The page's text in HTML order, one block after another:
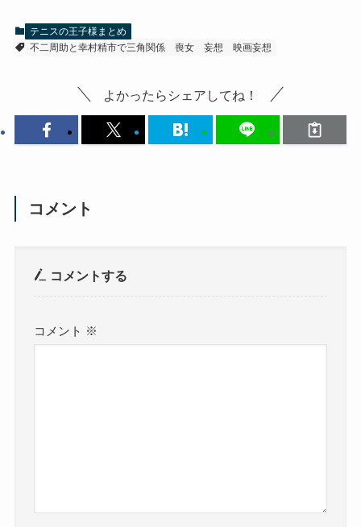
テニスの王子様まとめ
不二周助と幸村精市で三角関係
喪女 妄想 映画妄想
よかったらシェアしてね！
コメント
コメントする
コメント ※